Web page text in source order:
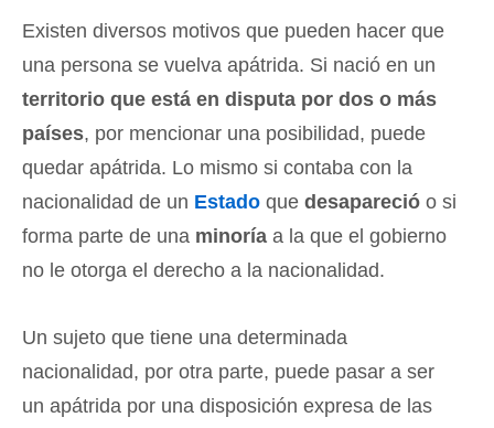
Existen diversos motivos que pueden hacer que
una persona se vuelva apátrida. Si nació en un
territorio que está en disputa por dos o más
países, por mencionar una posibilidad, puede
quedar apátrida. Lo mismo si contaba con la
nacionalidad de un Estado que desapareció o si
forma parte de una minoría a la que el gobierno
no le otorga el derecho a la nacionalidad.
Un sujeto que tiene una determinada
nacionalidad, por otra parte, puede pasar a ser
un apátrida por una disposición expresa de las